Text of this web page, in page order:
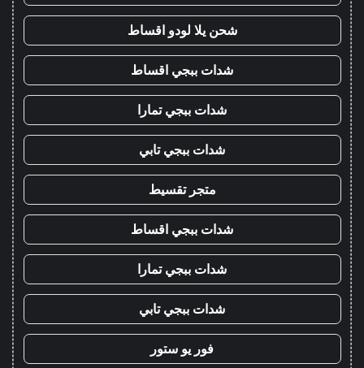
شحن يلا لودو اقساط
شدات ببجي اقساط
شدات ببجي تمارا
شدات ببجي تابي
متجر تقسيط
شدات ببجي اقساط
شدات ببجي تمارا
شدات ببجي تابي
فور يو ستور